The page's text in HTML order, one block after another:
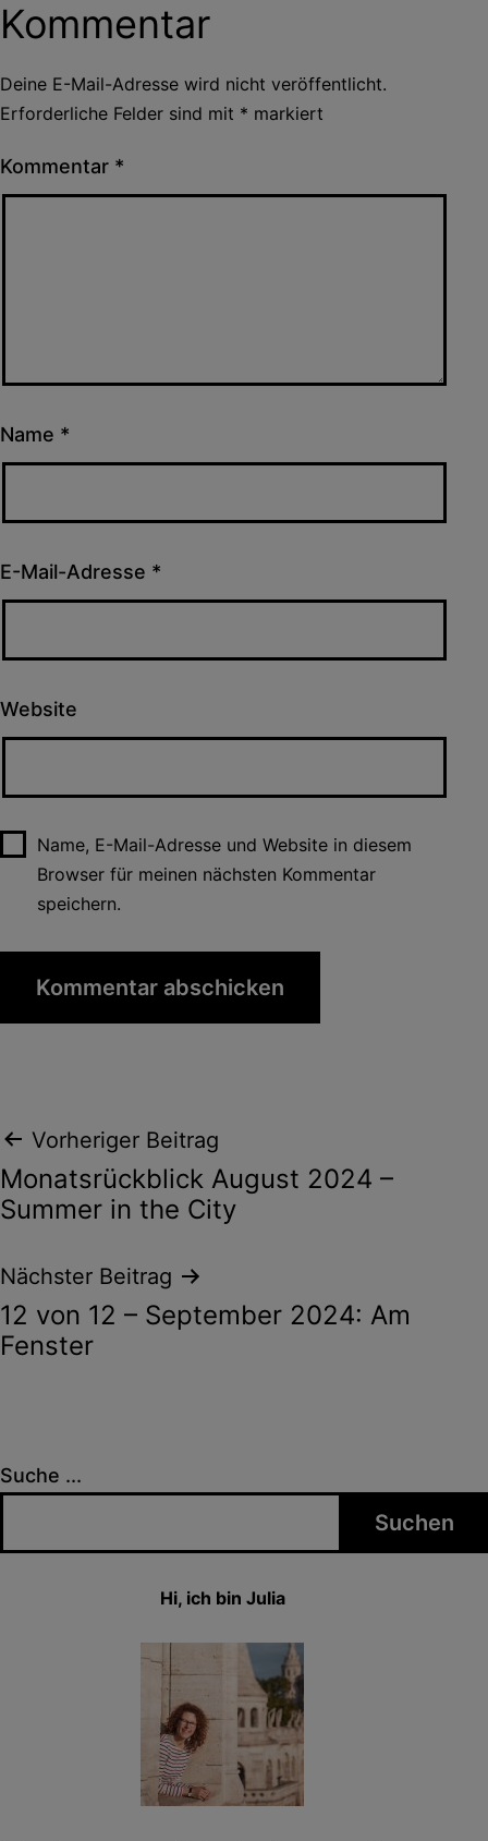
Kommentar
Deine E-Mail-Adresse wird nicht veröffentlicht.
Erforderliche Felder sind mit * markiert
Kommentar *
Name *
E-Mail-Adresse *
Website
Name, E-Mail-Adresse und Website in diesem
Browser für meinen nächsten Kommentar
speichern.
Beitragsnavigation
Vorheriger Beitrag
Monatsrückblick August 2024 –
Summer in the City
Nächster Beitrag
12 von 12 – September 2024: Am
Fenster
Suche ...
Suchen
Hi, ich bin Julia